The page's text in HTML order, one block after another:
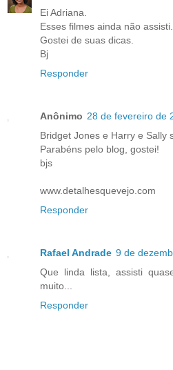
Ei Adriana.
Esses filmes ainda não assisti.
Gostei de suas dicas.
Bj
Responder
Anônimo 28 de fevereiro de
Bridget Jones e Harry e Sally
Parabéns pelo blog, gostei!
bjs
www.detalhesquevejo.com
Responder
Rafael Andrade 9 de
Que linda lista, assisti
muito...
Responder